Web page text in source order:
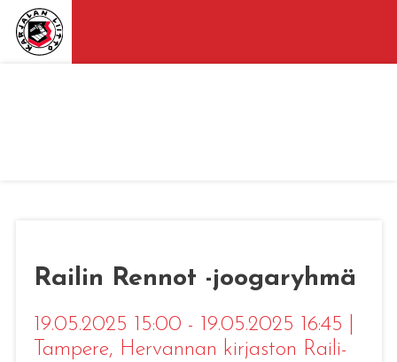
Railin Rennot -joogaryhmä
19.05.2025 15:00 - 19.05.2025 16:45
Tampere, Hervannan kirjaston Raili-